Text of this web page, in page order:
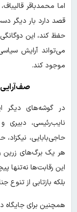
اما محمدباقر
قصد دارد بار دیگر
حفظ کند، این
می‌تواند آرایش
موجود کند.
صف‌آرایی
در گوشه‌های دیگر
نایب‌رئیسی،
حاجی‌بابایی،
هر یک برگ‌های زرین و
این رقابت‌ها
بلکه بازتابی از
همچنین برای جایگاه